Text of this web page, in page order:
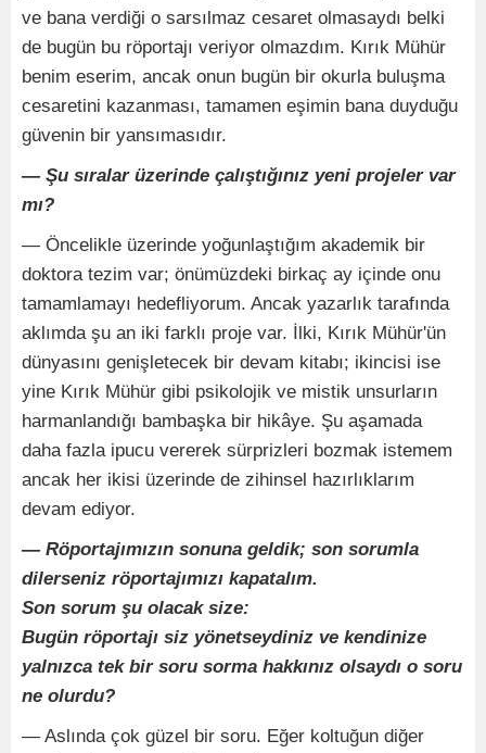
ve bana verdiği o sarsılmaz cesaret olmasaydı belki
de bugün bu röportajı veriyor olmazdım. Kırık Mühür
benim eserim, ancak onun bugün bir okurla buluşma
cesaretini kazanması, tamamen eşimin bana duyduğu
güvenin bir yansımasıdır.
— Şu sıralar üzerinde çalıştığınız yeni projeler var
mı?
— Öncelikle üzerinde yoğunlaştığım akademik bir
doktora tezim var; önümüzdeki birkaç ay içinde onu
tamamlamayı hedefliyorum. Ancak yazarlık tarafında
aklımda şu an iki farklı proje var. İlki, Kırık Mühür'ün
dünyasını genişletecek bir devam kitabı; ikincisi ise
yine Kırık Mühür gibi psikolojik ve mistik unsurların
harmanlandığı bambaşka bir hikâye. Şu aşamada
daha fazla ipucu vererek sürprizleri bozmak istemem
ancak her ikisi üzerinde de zihinsel hazırlıklarım
devam ediyor.
— Röportajımızın sonuna geldik; son sorumla
dilerseniz röportajımızı kapatalım.
Son sorum şu olacak size:
Bugün röportajı siz yönetseydiniz ve kendinize
yalnızca tek bir soru sorma hakkınız olsaydı o soru
ne olurdu?
— Aslında çok güzel bir soru. Eğer koltuğun diğer